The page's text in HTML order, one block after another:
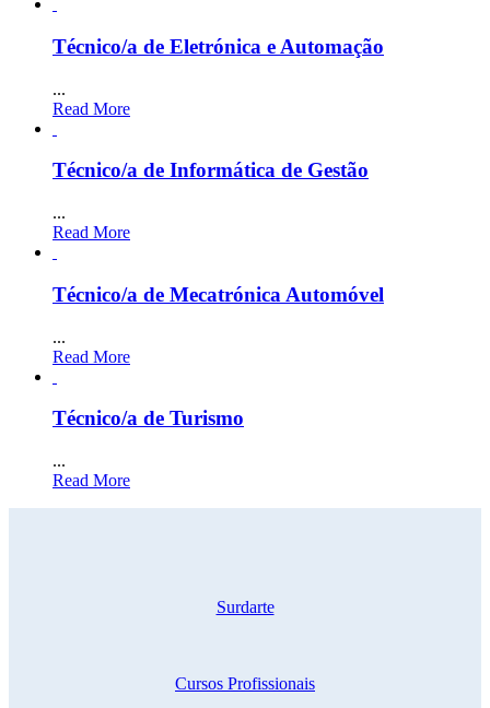
Técnico/a de Eletrónica e Automação
...
Read More
Técnico/a de Informática de Gestão
...
Read More
Técnico/a de Mecatrónica Automóvel
...
Read More
Técnico/a de Turismo
...
Read More
Surdarte
Cursos Profissionais